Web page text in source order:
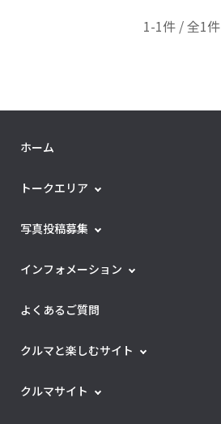
1-1件 / 全1件
ホーム
トークエリア
写真投稿募集
インフォメーション
よくあるご質問
クルマと楽しむサイト
クルマサイト